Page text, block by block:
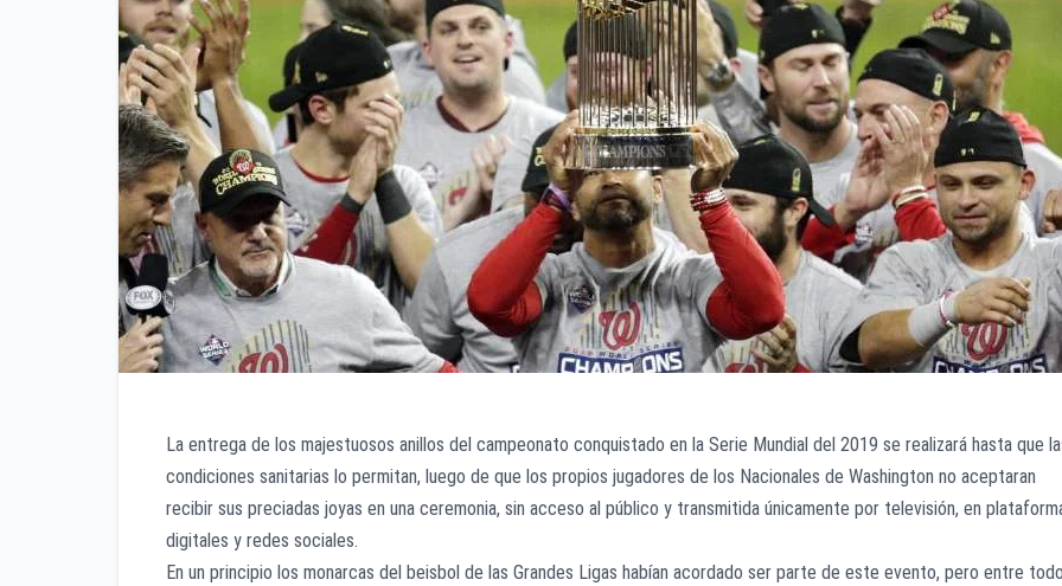
La entrega de los majestuosos anillos del campeonato conquistado en la Serie Mundial del 2019 se realizará hasta que
condiciones sanitarias lo permitan, luego de que los propios jugadores de los Nacionales de Washington no aceptaran
recibir sus preciadas joyas en una ceremonia, sin acceso al público y transmitida únicamente por televisión, en
digitales y redes sociales.
En un principio los monarcas del beisbol de las Grandes Ligas habían acordado ser parte de este evento, pero entre